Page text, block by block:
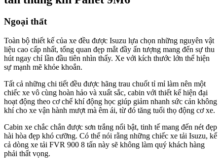
Ngoại thất
Toàn bộ thiết kế của xe đều được Isuzu lựa chọn những nguyên vật
liệu cao cấp nhất, tổng quan đẹp mắt đầy ấn tượng mang đến sự thu
hút ngay chỉ lần đầu tiên nhìn thấy. Xe với kích thước lớn thể hiện
sự mạnh mẽ khỏe khoắn.
Tất cả những chi tiết đều được hãng trau chuốt tỉ mỉ làm nên một
chiếc xe vô cùng hoàn hảo và xuất sắc, cabin với thiết kế hiện đại
hoạt động theo cơ chế khí động học giúp giảm nhanh sức cản không
khí cho xe vận hành mượt mà êm ái, từ đó tăng tuổi thọ động cơ xe.
Cabin xe chắc chắn được sơn trắng nổi bật, tinh tế mang đến nét đẹp
hài hòa đẹp khó cưỡng. Có thể nói rằng những chiếc xe tải Isuzu, kể
cả dòng xe tải FVR 900 8 tấn này sẽ không làm quý khách hàng
phải thất vọng.